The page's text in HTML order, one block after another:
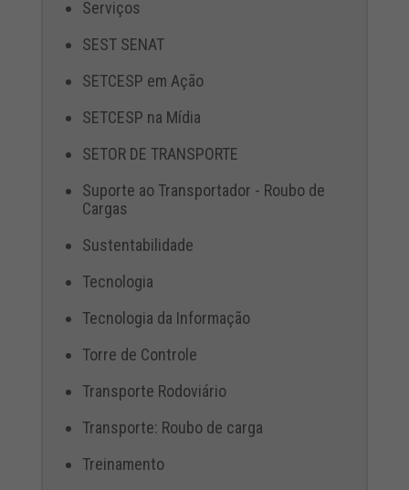
Serviços
SEST SENAT
SETCESP em Ação
SETCESP na Mídia
SETOR DE TRANSPORTE
Suporte ao Transportador - Roubo de
Cargas
Sustentabilidade
Tecnologia
Tecnologia da Informação
Torre de Controle
Transporte Rodoviário
Transporte: Roubo de carga
Treinamento